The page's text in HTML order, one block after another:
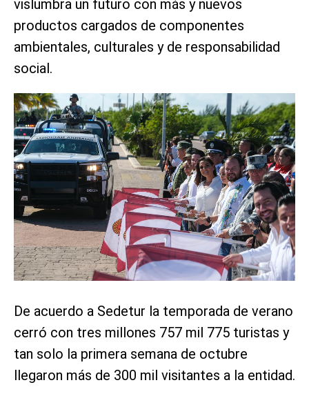
vislumbra un futuro con más y nuevos
productos cargados de componentes
ambientales, culturales y de responsabilidad
social.
De acuerdo a Sedetur la temporada de verano
cerró con tres millones 757 mil 775 turistas y
tan solo la primera semana de octubre
llegaron más de 300 mil visitantes a la entidad.